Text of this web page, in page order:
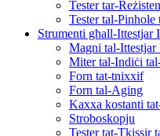
Tester tar-
Tester tal-
Strumenti għall-Ittestjar
Magni tal-Ittestjar
Miter tal-Indiċi
Forn tat-tnixxif
Forn tal-Aging
Kaxxa kostanti
Stroboskopju
Tester tat-Tkissir